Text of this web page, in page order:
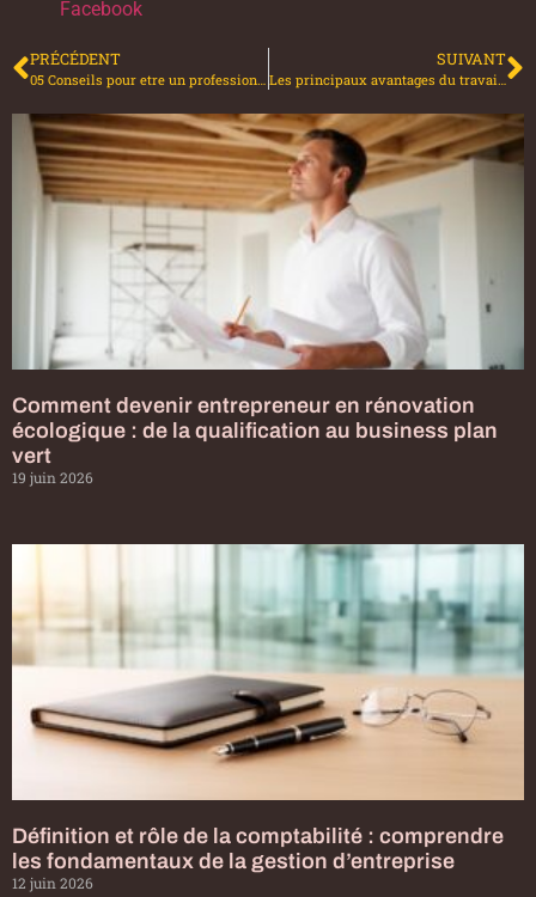
Facebook
PRÉCÉDENT
05 Conseils pour etre un professionnel des mails de relance
SUIVANT
Les principaux avantages du travail en coworking
Comment devenir entrepreneur en rénovation
écologique : de la qualification au business plan
vert
19 juin 2026
Définition et rôle de la comptabilité : comprendre
les fondamentaux de la gestion d’entreprise
12 juin 2026